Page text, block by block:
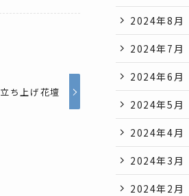
立ち上げ花壇
2024年8月
2024年7月
2024年6月
2024年5月
2024年4月
2024年3月
2024年2月